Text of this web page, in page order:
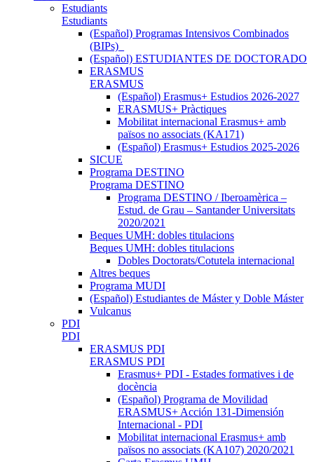
Estudiants
Estudiants
(Español) Programas Intensivos Combinados
(BIPs)_
(Español) ESTUDIANTES DE DOCTORADO
ERASMUS
ERASMUS
(Español) Erasmus+ Estudios 2026-2027
ERASMUS+ Pràctiques
Mobilitat internacional Erasmus+ amb
països no associats (KA171)
(Español) Erasmus+ Estudios 2025-2026
SICUE
Programa DESTINO
Programa DESTINO
Programa DESTINO / Iberoamèrica –
Estud. de Grau – Santander Universitats
2020/2021
Beques UMH: dobles titulacions
Beques UMH: dobles titulacions
Dobles Doctorats/Cotutela internacional
Altres beques
Programa MUDI
(Español) Estudiantes de Máster y Doble Máster
Vulcanus
PDI
PDI
ERASMUS PDI
ERASMUS PDI
Erasmus+ PDI - Estades formatives i de
docència
(Español) Programa de Movilidad
ERASMUS+ Acción 131-Dimensión
Internacional - PDI
Mobilitat internacional Erasmus+ amb
països no associats (KA107) 2020/2021